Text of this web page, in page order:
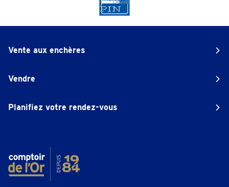
Vente aux enchères
Vendre
Planifiez votre rendez-vous